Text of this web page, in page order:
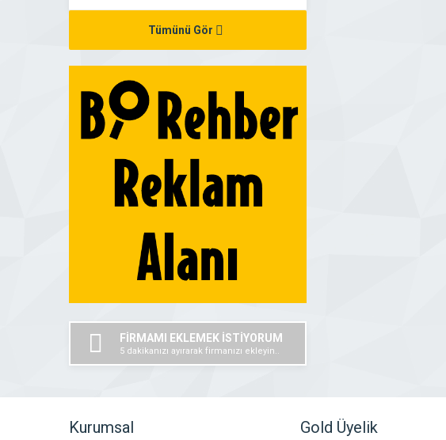
Tümünü Gör
FİRMAMI EKLEMEK İSTİYORUM
5 dakikanızı ayırarak firmanızı ekleyin..
Kurumsal Gold Üyelik